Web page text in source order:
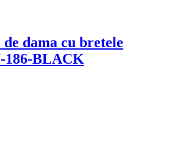
de dama cu bretele
186-BLACK